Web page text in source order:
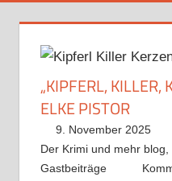
„KIPFERL, KILLER,
ELKE PISTOR
9. November 2025
Der Krimi und mehr blog,
Gastbeiträge